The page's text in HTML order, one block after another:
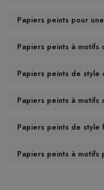
Papiers peints pour
Papiers peints à motifs
Papiers peints de style
Papiers peints à motifs
Papiers peints de style
Papiers peints à motifs